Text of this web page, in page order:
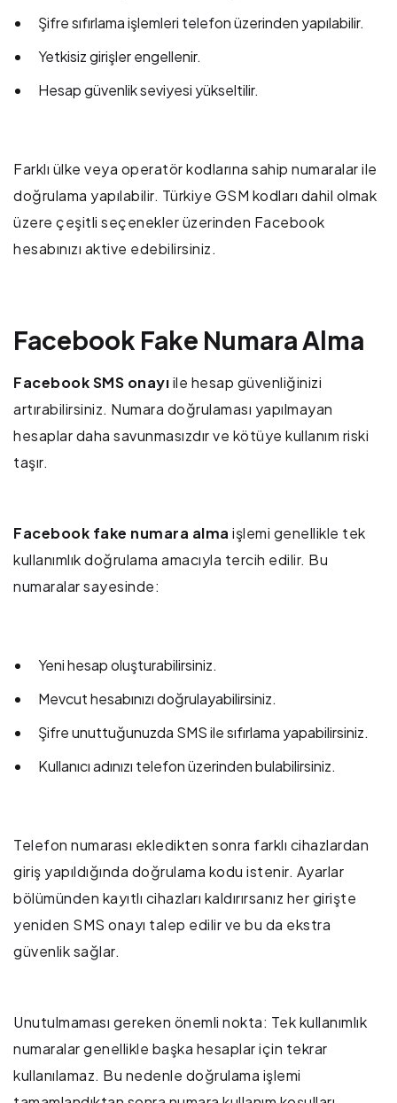
Şifre sıfırlama işlemleri telefon üzerinden yapılabilir.
Yetkisiz girişler engellenir.
Hesap güvenlik seviyesi yükseltilir.
Farklı ülke veya operatör kodlarına sahip numaralar ile
doğrulama yapılabilir. Türkiye GSM kodları dahil olmak
üzere çeşitli seçenekler üzerinden Facebook
hesabınızı aktive edebilirsiniz.
Facebook Fake Numara Alma
Facebook SMS onayıile hesap güvenliğinizi
artırabilirsiniz. Numara doğrulaması yapılmayan
hesaplar daha savunmasızdır ve kötüye kullanım riski
taşır.
Facebook fake numara alma işlemi genellikle tek
kullanımlık doğrulama amacıyla tercih edilir. Bu
numaralar sayesinde:
Yeni hesap oluşturabilirsiniz.
Mevcut hesabınızı doğrulayabilirsiniz.
Şifre unuttuğunuzda SMS ile sıfırlama yapabilirsiniz.
Kullanıcı adınızı telefon üzerinden bulabilirsiniz.
Telefon numarası ekledikten sonra farklı cihazlardan
giriş yapıldığında doğrulama kodu istenir. Ayarlar
bölümünden kayıtlı cihazları kaldırırsanız her girişte
yeniden SMS onayı talep edilir ve bu da ekstra
güvenlik sağlar.
Unutulmaması gereken önemli nokta: Tek kullanımlık
numaralar genellikle başka hesaplar için tekrar
kullanılamaz. Bu nedenle doğrulama işlemi